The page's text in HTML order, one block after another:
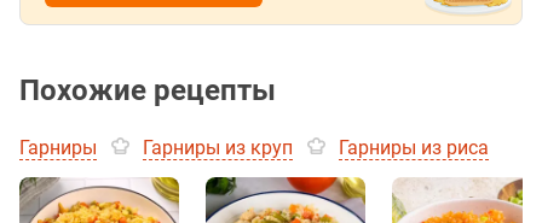
Похожие рецепты
Гарниры Гарниры из круп Гарниры из риса